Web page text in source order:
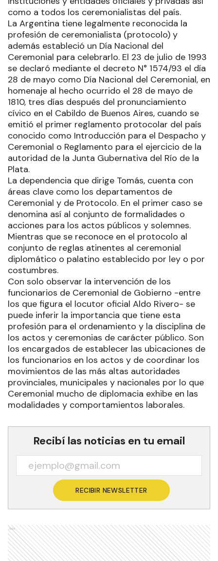
como a todos los ceremonialistas del país.
La Argentina tiene legalmente reconocida la
profesión de ceremonialista (protocolo) y
además estableció un Día Nacional del
Ceremonial para celebrarlo. El 23 de julio de 1993
se declaró mediante el decreto N° 1574/93 el día
28 de mayo como Día Nacional del Ceremonial, en
homenaje al hecho ocurrido el 28 de mayo de
1810, tres días después del pronunciamiento
cívico en el Cabildo de Buenos Aires, cuando se
emitió el primer reglamento protocolar del país
conocido como Introducción para el Despacho y
Ceremonial o Reglamento para el ejercicio de la
autoridad de la Junta Gubernativa del Río de la
Plata.
La dependencia que dirige Tomás, cuenta con
áreas clave como los departamentos de
Ceremonial y de Protocolo. En el primer caso se
denomina así al conjunto de formalidades o
acciones para los actos públicos y solemnes.
Mientras que se reconoce en el protocolo al
conjunto de reglas atinentes al ceremonial
diplomático o palatino establecido por ley o por
costumbres.
Con solo observar la intervención de los
funcionarios de Ceremonial de Gobierno -entre
los que figura el locutor oficial Aldo Rivero- se
puede inferir la importancia que tiene esta
profesión para el ordenamiento y la disciplina de
los actos y ceremonias de carácter público. Son
los encargados de establecer las ubicaciones de
los funcionarios en los actos y de coordinar los
movimientos de las más altas autoridades
provinciales, municipales y nacionales por lo que
Ceremonial mucho de diplomacia exhibe en las
modalidades y comportamientos laborales.
Recibí las noticias en tu email
RECIBIR NEWSLETTER
Ads